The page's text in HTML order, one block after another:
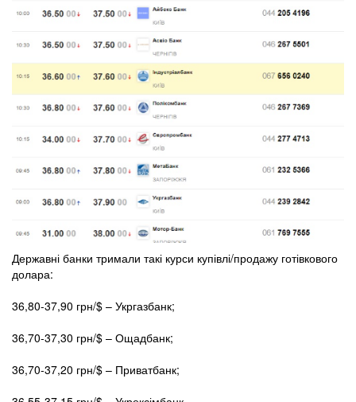
Державні банки тримали такі курси купівлі/продажу готівкового
долара:
36,80-37,90 грн/$ – Укргазбанк;
36,70-37,30 грн/$ – Ощадбанк;
36,70-37,20 грн/$ – Приватбанк;